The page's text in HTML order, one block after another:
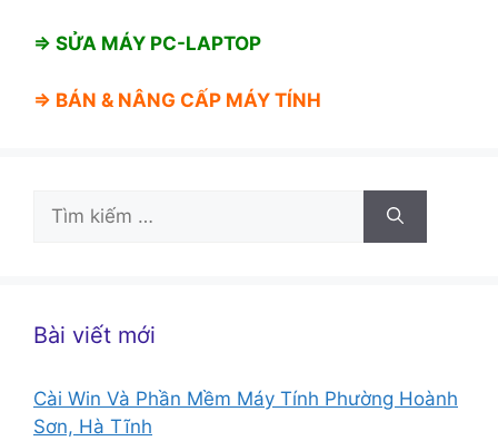
⇒ SỬA MÁY PC-LAPTOP
⇒ BÁN & NÂNG CẤP MÁY TÍNH
Tìm
kiếm
Bài viết mới
Cài Win Và Phần Mềm Máy Tính Phường Hoành
Sơn, Hà Tĩnh